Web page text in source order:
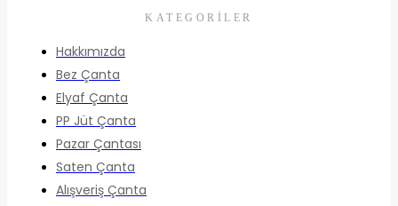
KATEGORILER
Hakkımızda
Bez Çanta
Elyaf Çanta
PP Jüt Çanta
Pazar Çantası
Saten Çanta
Alışveriş Çanta